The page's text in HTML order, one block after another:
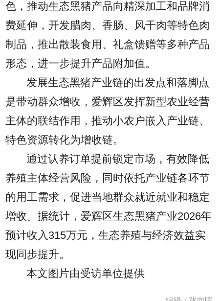
色，推动生态黑猪产品向精深加工和品牌消
费延伸，开发腊肉、香肠、风干肉等特色肉
制品，推出散装食用、礼盒馈赠等多种产品
形态，进一步提升产品附加值。
发展生态黑猪产业链的出发点和落脚点
是带动群众增收，爱辉区发挥新型农业经营
主体的联结作用，推动小农户嵌入产业链、
特色资源转化为增收链。
通过认养订单提前锁定市场，有效降低
养殖主体经营风险，同时依托产业链各环节
的用工需求，促进当地群众就近就业和稳定
增收。据统计，爱辉区生态黑猪产业2026年
预计收入315万元，生态养殖与经济效益实
现同步提升。
本文图片由受访单位提供